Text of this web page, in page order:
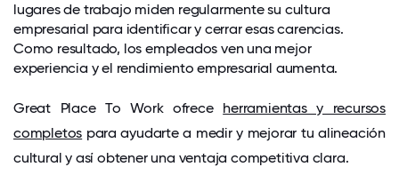
lugares de trabajo miden regularmente su cultura
empresarial para identificar y cerrar esas carencias.
Como resultado, los empleados ven una mejor
experiencia y el rendimiento empresarial aumenta.
Great Place To Work ofrece herramientas y recursos
completos para ayudarte a medir y mejorar tu alineación
cultural y así obtener una ventaja competitiva clara.